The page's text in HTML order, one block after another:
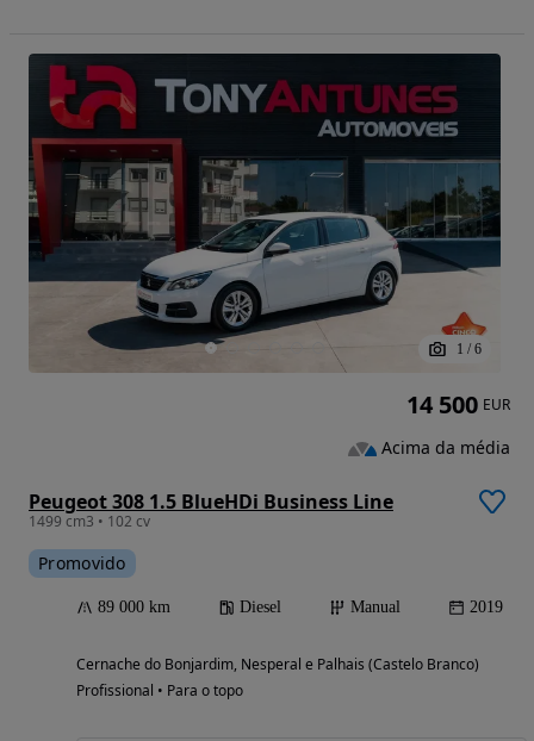
1 / 6
Peugeot 308 1.5 BlueHDi Business Line
1499 cm3 • 102 cv
Promovido
89 000 km Diesel Manual 2019
Cernache do Bonjardim, Nesperal e Palhais (Castelo Branco)
Profissional • Para o topo
14 500 EUR
Acima da média